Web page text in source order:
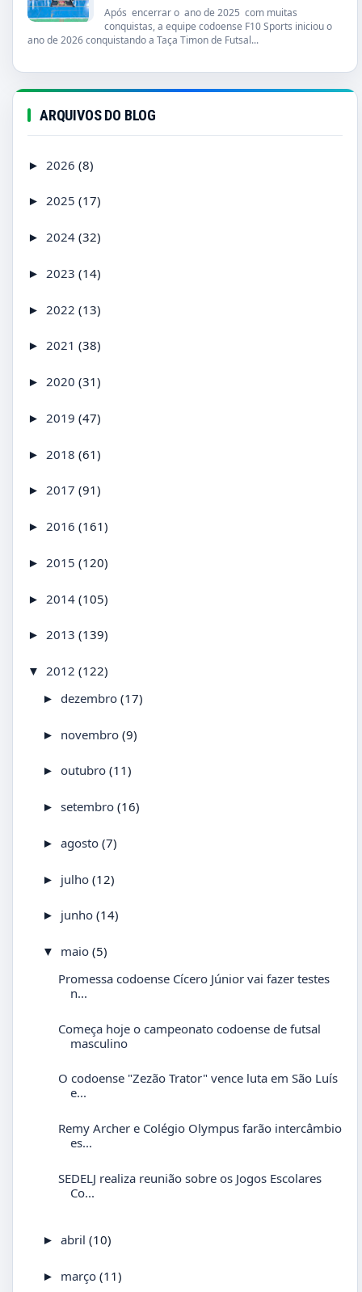
Após encerrar o ano de 2025 com muitas
conquistas, a equipe codoense F10 Sports iniciou o
ano de 2026 conquistando a Taça Timon de Futsal...
ARQUIVOS DO BLOG
► 2026 (8)
► 2025 (17)
► 2024 (32)
► 2023 (14)
► 2022 (13)
► 2021 (38)
► 2020 (31)
► 2019 (47)
► 2018 (61)
► 2017 (91)
► 2016 (161)
► 2015 (120)
► 2014 (105)
► 2013 (139)
▼ 2012 (122)
► dezembro (17)
► novembro (9)
► outubro (11)
► setembro (16)
► agosto (7)
► julho (12)
► junho (14)
▼ maio (5)
Promessa codoense Cícero Júnior vai fazer testes
n...
Começa hoje o campeonato codoense de futsal
masculino
O codoense "Zezão Trator" vence luta em São Luís
e...
Remy Archer e Colégio Olympus farão intercâmbio
es...
SEDELJ realiza reunião sobre os Jogos Escolares
Co...
► abril (10)
► março (11)